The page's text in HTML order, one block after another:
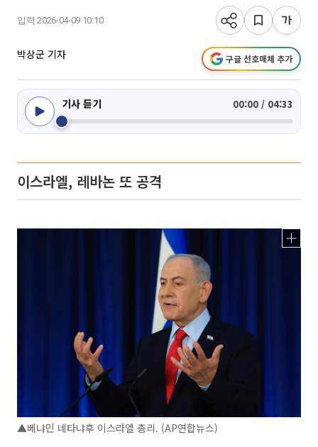
입력 2026-04-09 10:10
박상군 기자 구글 선호매체 추가
기사 듣기 00:00 / 04:33
이스라엘, 레바논 또 공격
▲베냐민 네타냐후 이스라엘 총리. (AP연합뉴스)